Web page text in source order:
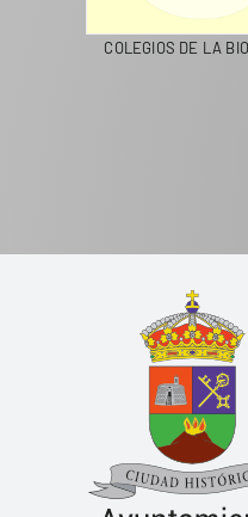
COLEGIOS DE LA